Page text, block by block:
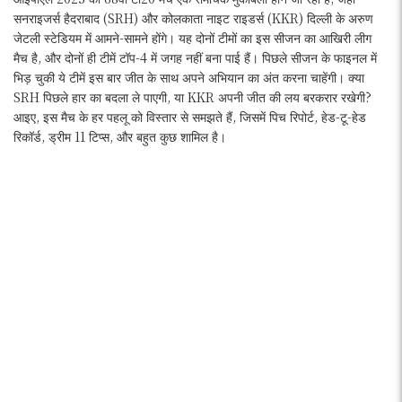
सनराइजर्स हैदराबाद (SRH) और कोलकाता नाइट राइडर्स (KKR) दिल्ली के अरुण
जेटली स्टेडियम में आमने-सामने होंगे। यह दोनों टीमों का इस सीजन का आखिरी लीग
मैच है, और दोनों ही टीमें टॉप-4 में जगह नहीं बना पाई हैं। पिछले सीजन के फाइनल में
भिड़ चुकी ये टीमें इस बार जीत के साथ अपने अभियान का अंत करना चाहेंगी। क्या
SRH पिछले हार का बदला ले पाएगी, या KKR अपनी जीत की लय बरकरार रखेगी?
आइए, इस मैच के हर पहलू को विस्तार से समझते हैं, जिसमें पिच रिपोर्ट, हेड-टू-हेड
रिकॉर्ड, ड्रीम 11 टिप्स, और बहुत कुछ शामिल है।